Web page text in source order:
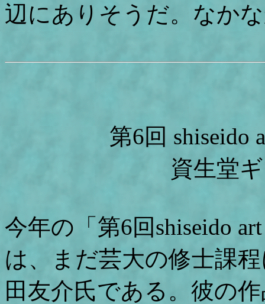
辺にありそうだ。なか
第6回 shiseido
資生堂
今年の「第6回shiseido
は、まだ芸大の修士課
田友介氏である。彼の